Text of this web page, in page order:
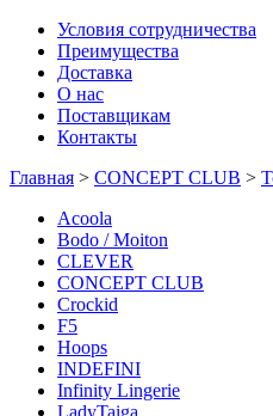
Условия сотрудничества
Преимущества
Доставка
О нас
Поставщикам
Контакты
Главная > CONCEPT CLUB >
Acoola
Bodo / Moiton
CLEVER
CONCEPT CLUB
Crockid
F5
Hoops
INDEFINI
Infinity Lingerie
LadyTaiga